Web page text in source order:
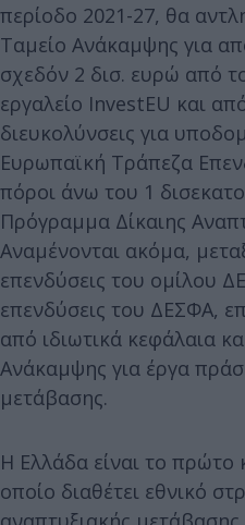
περίοδο 2021-27, θα
Ταμείο Ανάκαμψης για
σχεδόν 2 δισ. ευρώ από
εργαλείο InvestEU και
διευκολύνσεις για
Ευρωπαϊκή Τράπεζα
πόροι άνω του 1
Πρόγραμμα Δίκαιης
Αναμένονται ακόμα,
επενδύσεις του ομίλου
επενδύσεις του ΔΕΣΦΑ,
από ιδιωτικά κεφάλαια
Ανάκαμψης για έργα
μετάβασης.
Η Ελλάδα είναι το πρώτο
οποίο διαθέτει εθνικό